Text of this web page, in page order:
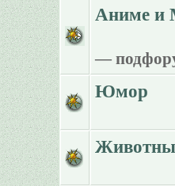
Аниме и
—
Юмор